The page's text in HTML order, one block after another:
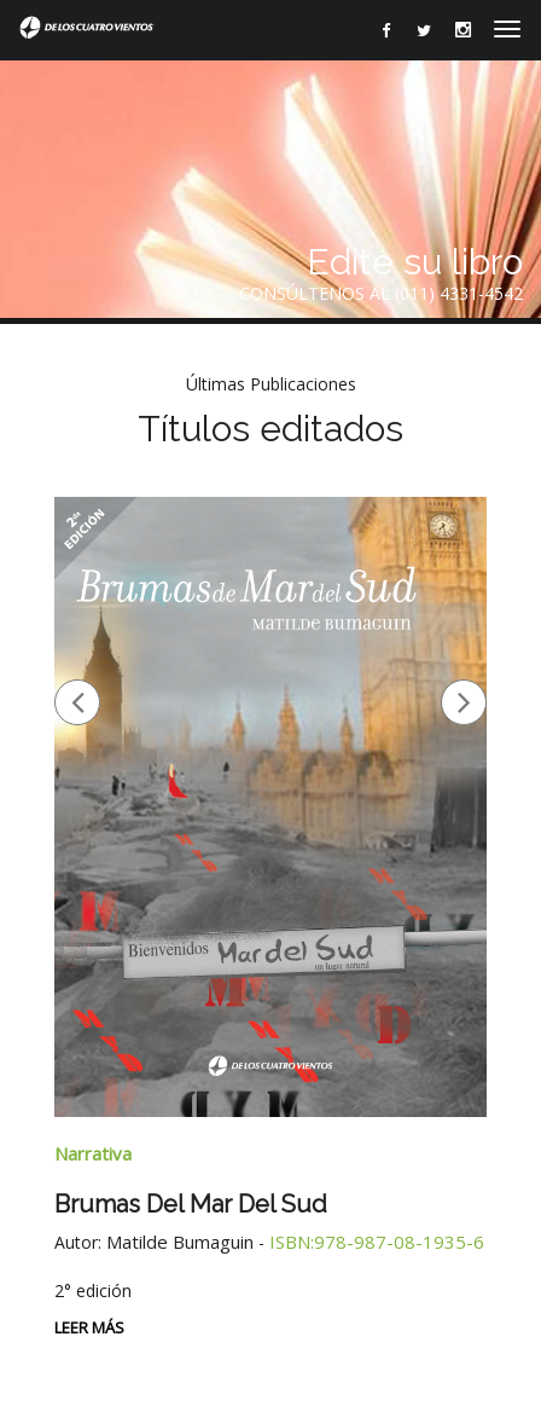
Edite su libro
CONSÚLTENOS AL (011) 4331-4542
Últimas Publicaciones
Títulos editados
Narrativa
Brumas Del Mar Del Sud
Autor: Matilde Bumaguin - ISBN:978-987-08-1935-6
2° edición
LEER MÁS